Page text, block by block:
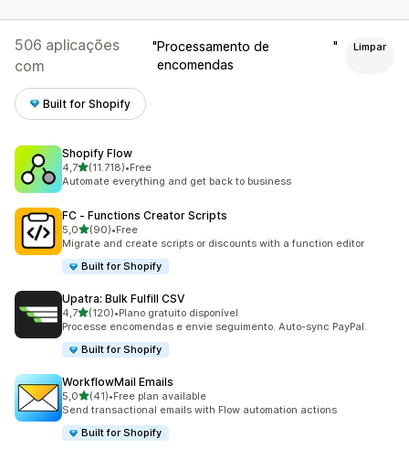
506 aplicações
com
Processamento de
encomendas
Limpar
Built for Shopify
Shopify Flow
4,7de 5 estrelas
(11.718)
11718 total de avaliações
•Free
Automate everything and get back to business
FC ‑ Functions Creator Scripts
5,0de 5 estrelas
(90)
90 total de avaliações
•Free
Migrate and create scripts or discounts with a function editor
Built for Shopify
Upatra: Bulk Fulfill CSV
4,7de 5 estrelas
(120)
120 total de avaliações
•Plano gratuito disponível
Processe encomendas e envie seguimento. Auto-sync PayPal.
Built for Shopify
WorkflowMail Emails
5,0de 5 estrelas
(41)
41 total de avaliações
•Free plan available
Send transactional emails with Flow automation actions
Built for Shopify